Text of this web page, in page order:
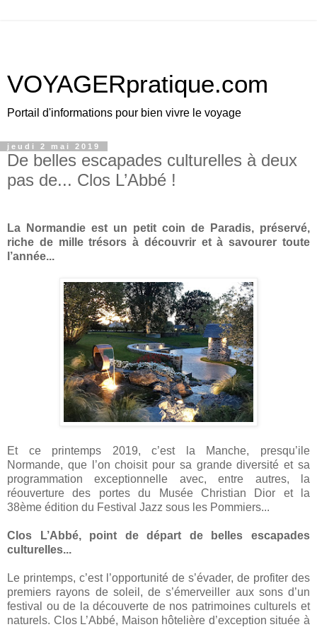
VOYAGERpratique.com
Portail d'informations pour bien vivre le voyage
jeudi 2 mai 2019
De belles escapades culturelles à deux
pas de... Clos L’Abbé !
La Normandie est un petit coin de Paradis, préservé,
riche de mille trésors à découvrir et à savourer toute
l’année...
Et ce printemps 2019, c’est la Manche, presqu’ile
Normande, que l’on choisit pour sa grande diversité et sa
programmation exceptionnelle avec, entre autres, la
réouverture des portes du Musée Christian Dior et la
38ème édition du Festival Jazz sous les Pommiers...
Clos L’Abbé, point de départ de belles escapades
culturelles...
Le printemps, c’est l’opportunité de s’évader, de profiter des
premiers rayons de soleil, de s’émerveiller aux sons d’un
festival ou de la découverte de nos patrimoines culturels et
naturels. Clos L’Abbé, Maison hôtelière d’exception située à